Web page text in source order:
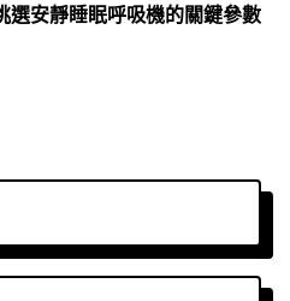
選安靜睡眠呼吸機的關鍵參數